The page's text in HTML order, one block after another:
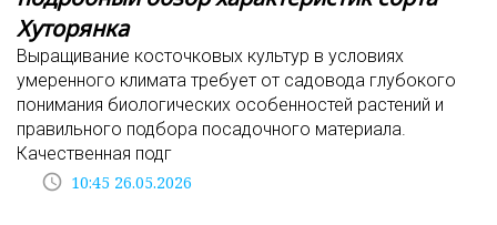
Хуторянка
Выращивание косточковых культур в условиях
умеренного климата требует от садовода глубокого
понимания биологических особенностей растений и
правильного подбора посадочного материала.
Качественная подг
access_time 10:45 26.05.2026